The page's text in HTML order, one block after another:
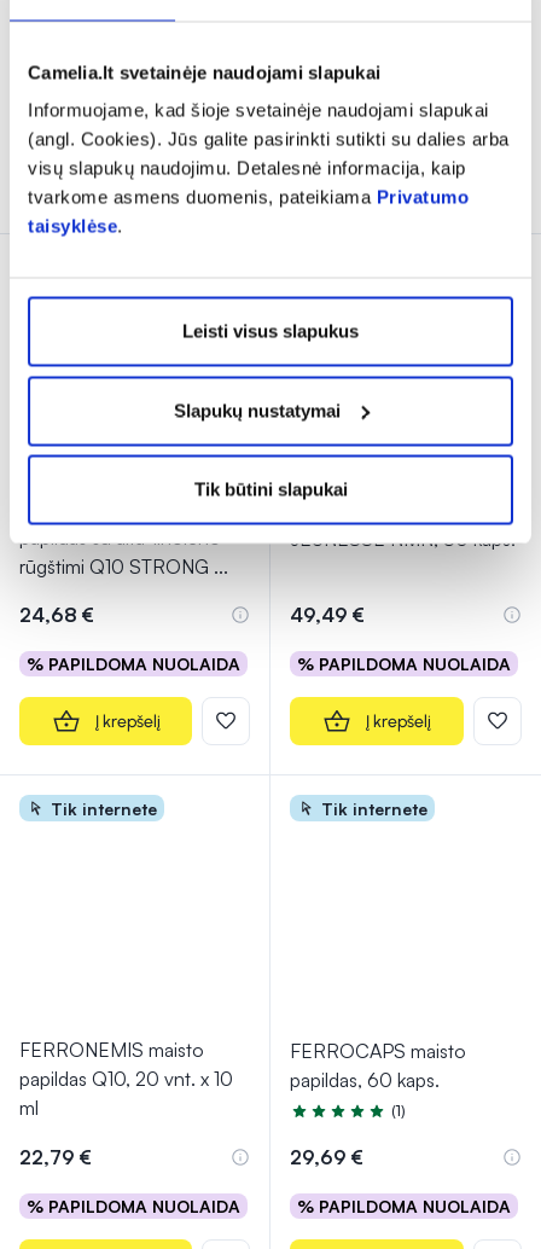
Camelia.lt svetainėje naudojami slapukai
Informuojame, kad šioje svetainėje naudojami slapukai
(angl. Cookies). Jūs galite pasirinkti sutikti su dalies arba
visų slapukų naudojimu. Detalesnė informacija, kaip
tvarkome asmens duomenis, pateikiama Privatumo
taisyklėse.
Leisti visus slapukus
Slapukų nustatymai
Tik būtini slapukai
FORTE, 12 pak.
26,95 €* 33,69 €
% PAPILDOMA NUOLAIDA
Į krepšelį
31,51 €* 39,39 €
% PAPILDOMA NUOLAIDA
Į krepšelį
papildas su alfa-linoleno
rūgštimi Q10 STRONG ...
24,68 €
% PAPILDOMA NUOLAIDA
Į krepšelį
JEUNESSE NMN, 30 kaps.
49,49 €
% PAPILDOMA NUOLAIDA
Į krepšelį
Tik internete
FERRONEMIS maisto
papildas Q10, 20 vnt. x 10
ml
22,79 €
% PAPILDOMA NUOLAIDA
Tik internete
FERROCAPS maisto
papildas, 60 kaps.
Įvertinimas 5.0 iš 5
(1)
29,69 €
% PAPILDOMA NUOLAIDA